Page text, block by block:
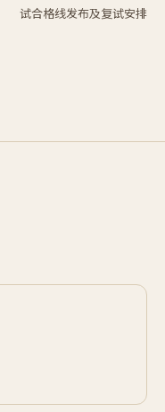
试合格线发布及复试安排